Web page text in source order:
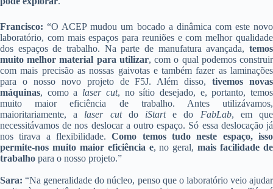
Francisco:“O ACEP mudou um bocado a dinâmica com este novo
laboratório, com mais espaços para reuniões e com melhor qualidade
dos espaços de trabalho. Na parte de manufatura avançada, temos
muito melhor material para utilizar, com o qual podemos construir
com mais precisão as nossas gaivotas e também fazer as laminações
para o nosso novo projeto de F5J. Além disso,tivemos novas
máquinas, como a laser cut, no sítio desejado, e, portanto, temos
muito maior eficiência de trabalho. Antes utilizávamos,
maioritariamente, a laser cutdo iStarte do FabLab, em que
necessitávamos de nos deslocar a outro espaço. Só essa deslocação já
nos tirava a flexibilidade.Como temos tudo neste espaço, isso
permite-nos muito maior eficiência e, no geral,mais facilidade de
trabalho para o nosso projeto.”
Sara:“Na generalidade do núcleo, penso que o laboratório veio ajudar